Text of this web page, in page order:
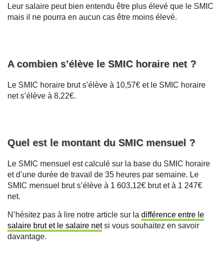
Leur salaire peut bien entendu être plus élevé que le SMIC
mais il ne pourra en aucun cas être moins élevé.
A combien s’élève le SMIC horaire net ?
Le SMIC horaire brut s’élève à 10,57€ et le SMIC horaire
net s’élève à 8,22€.
Quel est le montant du SMIC mensuel ?
Le SMIC mensuel est calculé sur la base du SMIC horaire
et d’une durée de travail de 35 heures par semaine. Le
SMIC mensuel brut s’élève à 1 603,12€ brut et à 1 247€
net.
N’hésitez pas à lire notre article sur la différence entre le
salaire brut et le salaire netsi vous souhaitez en savoir
davantage.